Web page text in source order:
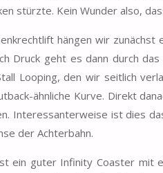
stürzte. Kein Wunder also,
hängen wir
Druck geht es dann durch
Looping, den wir seitlich
ähnliche Kurve. Direkt
Interessanterweise ist dies
der Achterbahn.
ein guter Infinity Coaster mit